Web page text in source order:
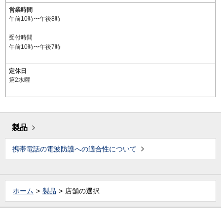
営業時間
午前10時〜午後8時
受付時間
午前10時〜午後7時
定休日
第2水曜
製品
携帯電話の電波防護への適合性について
ホーム 製品 店舗の選択